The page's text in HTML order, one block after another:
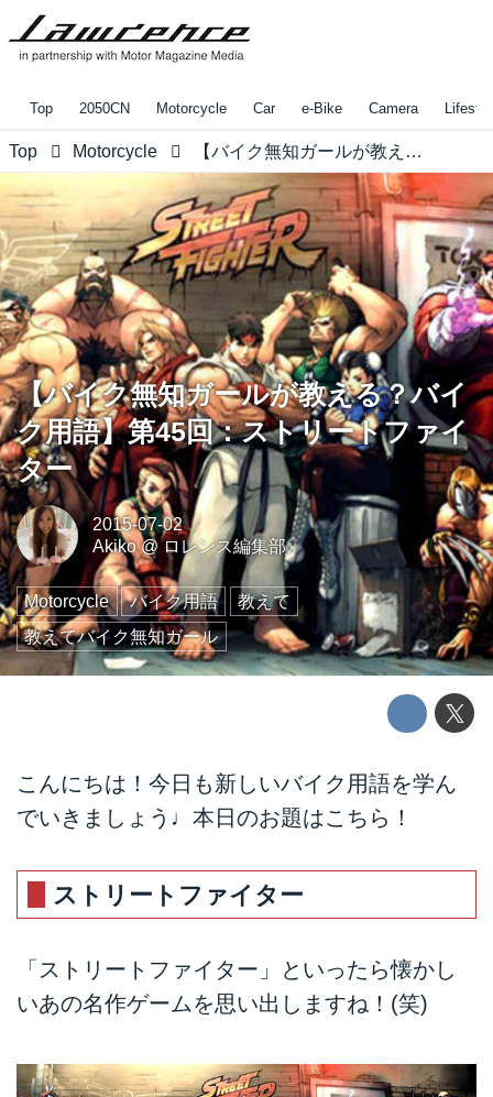
Top 2050CN Motorcycle Car e-Bike Camera
Top Motorcycle 【バイク無知ガールが教える？バイク用語】第45回：ストリートファイター
【バイク無知ガールが教える？バイ
ク用語】第45回：ストリートファイ
ター
2015-07-02
Akiko@ロレンス編集部
Motorcycle バイク用語
教えて
教えてバイク無知ガール
こんにちは！今日も新しいバイク用語を学ん
でいきましょう♩本日のお題はこちら！
ストリートファイター
「ストリートファイター」といったら懐かし
いあの名作ゲームを思い出しますね！(笑)